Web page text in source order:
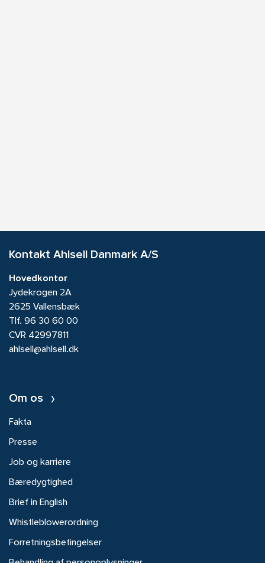
Kontakt Ahlsell Danmark A/S
Hovedkontor
Jydekrogen 2A
2625 Vallensbæk
Tlf. 96 30 60 00
CVR 42997811
ahlsell@ahlsell.dk
Om os
Fakta
Presse
Job og karriere
Bæredygtighed
Brief in English
Whistleblowerordning
Forretningsbetingelser